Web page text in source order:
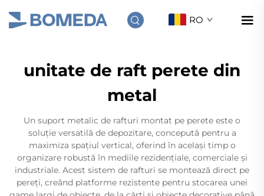
RO
unitate de raft perete din
metal
Un suport metalic de rafturi montat pe perete este o
soluție versatilă de depozitare, concepută pentru a
maximiza spațiul vertical, oferind în același timp o
organizare robustă în mediile rezidențiale, comerciale și
industriale. Acest sistem de rafturi se montează direct pe
pereți, creând platforme rezistente pentru stocarea unei